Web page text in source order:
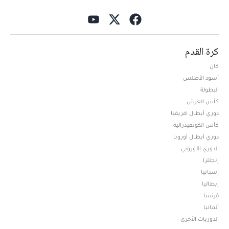
كرة القدم
كان
أسود الأطلس
البطولة
كأس العرش
دوري أبطال افريقيا
كأس الكونفيدرالية
دوري أبطال أوروبا
الدوري الأوروبي
إنجلترا
إسبانيا
إيطاليا
فرنسا
ألمانيا
الدوريات الأخرى